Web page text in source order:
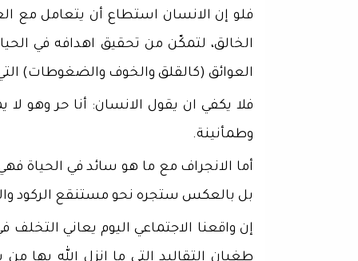
فلو إن الانسان استطاع أن يتعامل مع
الخالق، لتمكّن من تحقيق اهدافه في
العوائق (كالقلق والخوف والضغوطات)
فلا يكفي ان يقول الانسان: أنا حر وهو
وطمأنينة.
أما الانجراف مع ما هو سائد في الحياة
بل بالعكس ستجره نحو مستنقع الركود
إن واقعنا الاجتماعي اليوم يعاني